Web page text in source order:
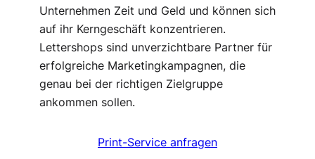
Unternehmen Zeit und Geld und können sich
auf ihr Kerngeschäft konzentrieren.
Lettershops sind unverzichtbare Partner für
erfolgreiche Marketingkampagnen, die
genau bei der richtigen Zielgruppe
ankommen sollen.
Print-Service anfragen